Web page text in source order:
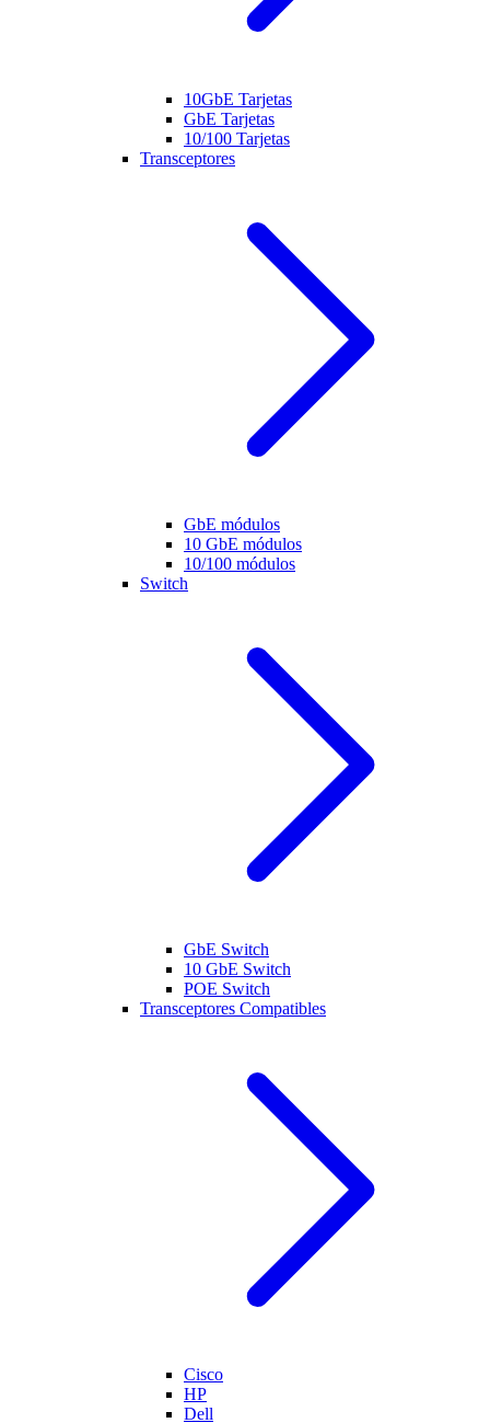
10GbE Tarjetas
GbE Tarjetas
10/100 Tarjetas
Transceptores
GbE módulos
10 GbE módulos
10/100 módulos
Switch
GbE Switch
10 GbE Switch
POE Switch
Transceptores Compatibles
Cisco
HP
Dell